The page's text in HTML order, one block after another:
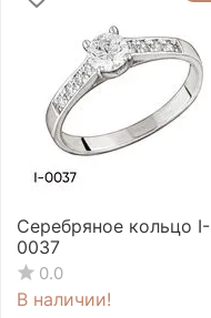
Серебряное кольцо I-
0037
0.0
В наличии!